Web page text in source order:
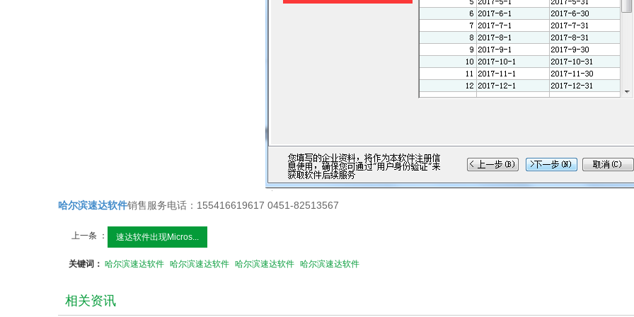
哈尔滨速达软件销售服务电话：155416619617 0451-82513567
上一条 ： 速达软件出现Micros...
关键词： 哈尔滨速达软件 哈尔滨速达软件 哈尔滨速达软件 哈尔滨速达软件
相关资讯